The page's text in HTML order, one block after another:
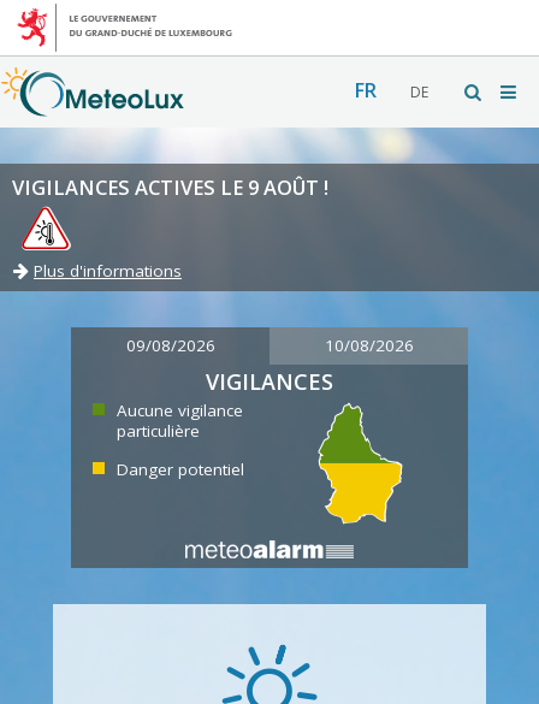
FR DE
VIGILANCES ACTIVES LE 9 AOÛT !
Plus d'informations
09/08/2026 10/08/2026
VIGILANCES
Aucune vigilance
particulière
Danger potentiel